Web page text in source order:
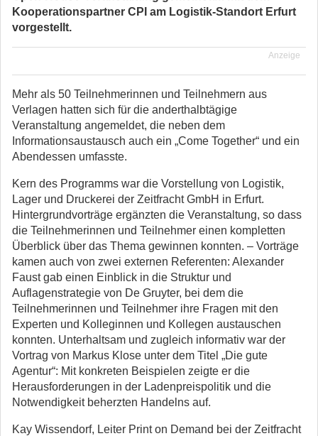
Kooperationspartner CPI am Logistik-Standort Erfurt
vorgestellt.
Anzeige
Mehr als 50 Teilnehmerinnen und Teilnehmern aus
Verlagen hatten sich für die anderthalbtägige
Veranstaltung angemeldet, die neben dem
Informationsaustausch auch ein „Come Together“ und ein
Abendessen umfasste.
Kern des Programms war die Vorstellung von Logistik,
Lager und Druckerei der Zeitfracht GmbH in Erfurt.
Hintergrundvorträge ergänzten die Veranstaltung, so dass
die Teilnehmerinnen und Teilnehmer einen kompletten
Überblick über das Thema gewinnen konnten. – Vorträge
kamen auch von zwei externen Referenten: Alexander
Faust gab einen Einblick in die Struktur und
Auflagenstrategie von De Gruyter, bei dem die
Teilnehmerinnen und Teilnehmer ihre Fragen mit den
Experten und Kolleginnen und Kollegen austauschen
konnten. Unterhaltsam und zugleich informativ war der
Vortrag von Markus Klose unter dem Titel „Die gute
Agentur“: Mit konkreten Beispielen zeigte er die
Herausforderungen in der Ladenpreispolitik und die
Notwendigkeit beherzten Handelns auf.
Kay Wissendorf, Leiter Print on Demand bei der Zeitfracht